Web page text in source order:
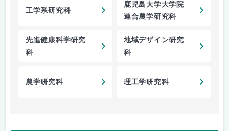
工学系研究科
鹿児島大学大学院
連合農学研究科
先進健康科学研究
科
地域デザイン研究
科
農学研究科 理工学研究科